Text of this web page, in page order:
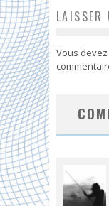
LAISSER
Vous